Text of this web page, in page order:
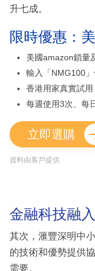
升七成。
限時優惠：
美國amazon鎖量
輸入「NMG100
香港用家真實試
每週使用3次、每
立即選購
資料由客戶提供
金融科技融
其次，滙豐深明中
的技術和優勢提供
需要。